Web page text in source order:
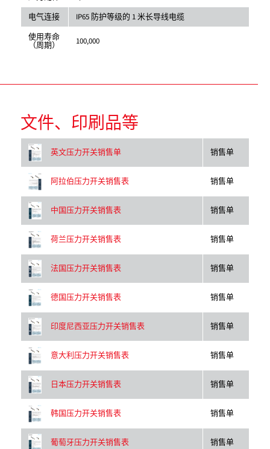
电气连接
IP65 防护等级的 1 米长导线电缆
使用寿命
（周期） 100,000
文件、印刷品等
英文压力开关销售单 销售单
阿拉伯压力开关销售表 销售单
中国压力开关销售表 销售单
荷兰压力开关销售表 销售单
法国压力开关销售表 销售单
德国压力开关销售表 销售单
印度尼西亚压力开关销售表 销售单
意大利压力开关销售表 销售单
日本压力开关销售表 销售单
韩国压力开关销售表 销售单
葡萄牙压力开关销售表 销售单